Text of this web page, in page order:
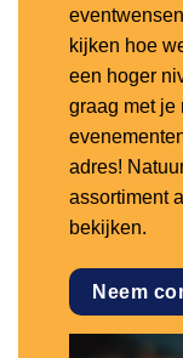
kijken hoe
een hoger
graag met je
adres!
assortiment
bekijken.
Neem